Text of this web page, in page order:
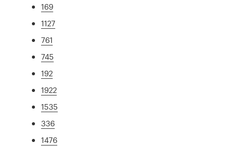
169
1127
761
745
192
1922
1535
336
1476